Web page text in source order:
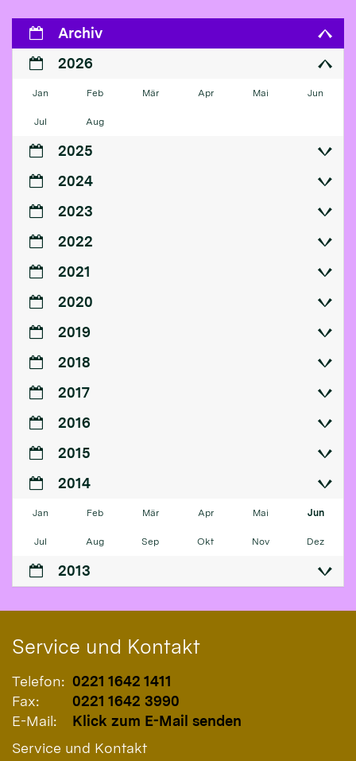
Archiv
2026
Jan Feb Mär Apr Mai Jun
Jul Aug
2025
2024
2023
2022
2021
2020
2019
2018
2017
2016
2015
2014
Jan Feb Mär Apr Mai Jun
Jul Aug Sep Okt Nov Dez
2013
Service und Kontakt
Telefon: 0221 1642 1411
Fax:
0221 1642 3990
E-Mail:
Klick zum E-Mail senden
Service und Kontakt